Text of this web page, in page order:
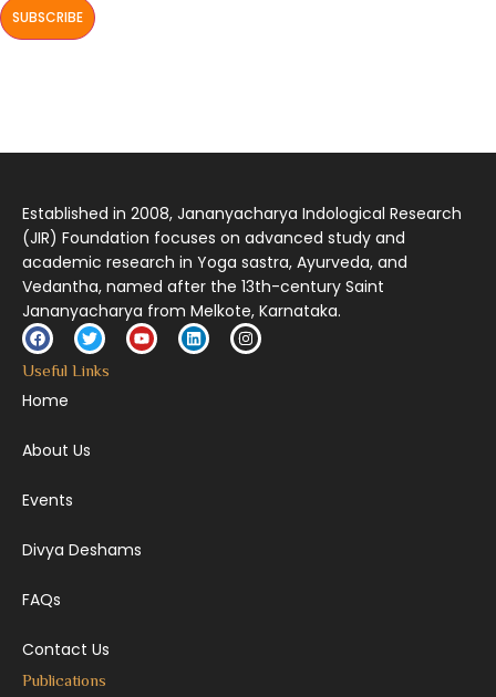
Established in 2008, Jananyacharya Indological Research
(JIR) Foundation focuses on advanced study and
academic research in Yoga sastra, Ayurveda, and
Vedantha, named after the 13th-century Saint
Jananyacharya from Melkote, Karnataka.
Useful Links
Home
About Us
Events
Divya Deshams
FAQs
Contact Us
Publications